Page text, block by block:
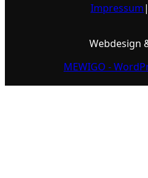
Impressum|
Webdesign
MEWIGO -